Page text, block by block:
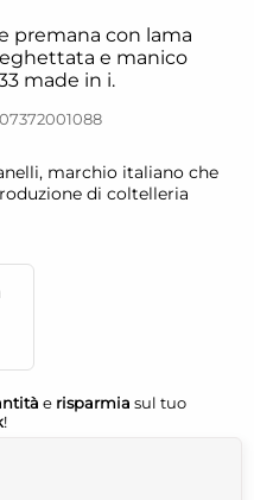
premana con lama
e manico
made in i.
marchio italiano che
di coltelleria
e risparmia sul tuo
!